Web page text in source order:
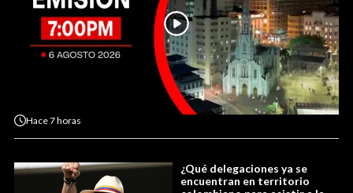
Hace7 horas
¿Qué delegaciones ya se
encuentran en territorio